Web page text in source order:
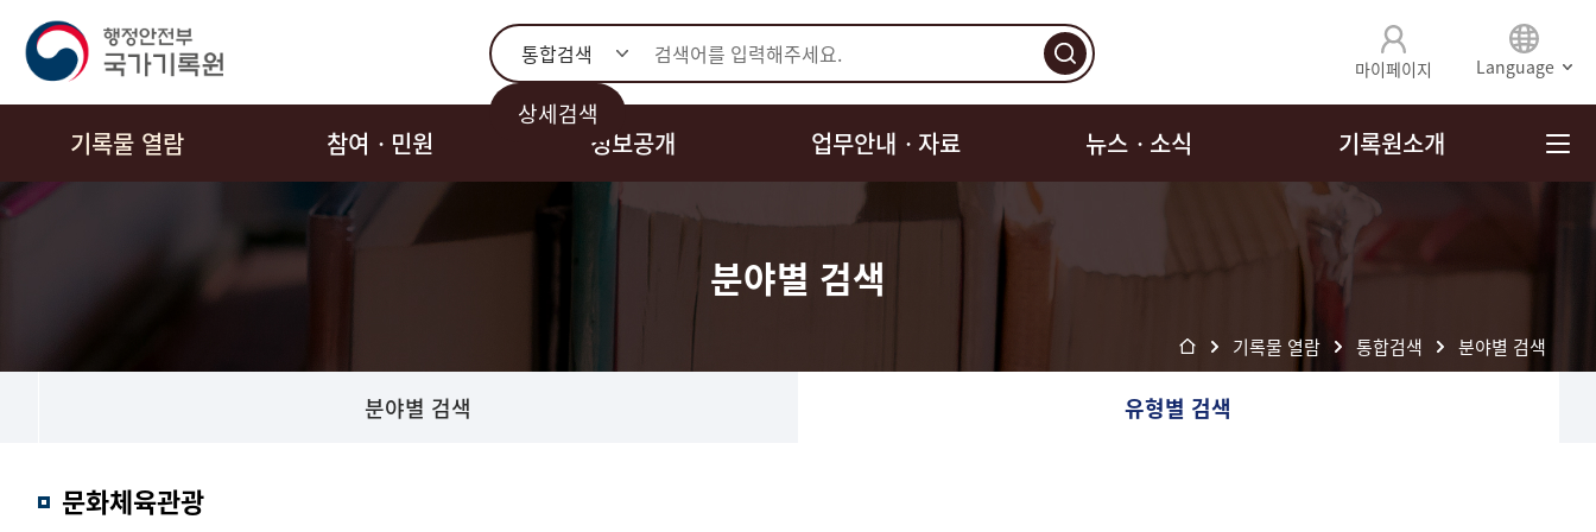
통합검색
상세검색
마이페이지 Language
기록물 열람 참여ㆍ민원 정보공개 업무안내ㆍ자료 뉴스ㆍ소식 기록원소개
분야별 검색
기록물 열람 통합검색 분야별 검색
분야별 검색 유형별 검색
문화체육관광